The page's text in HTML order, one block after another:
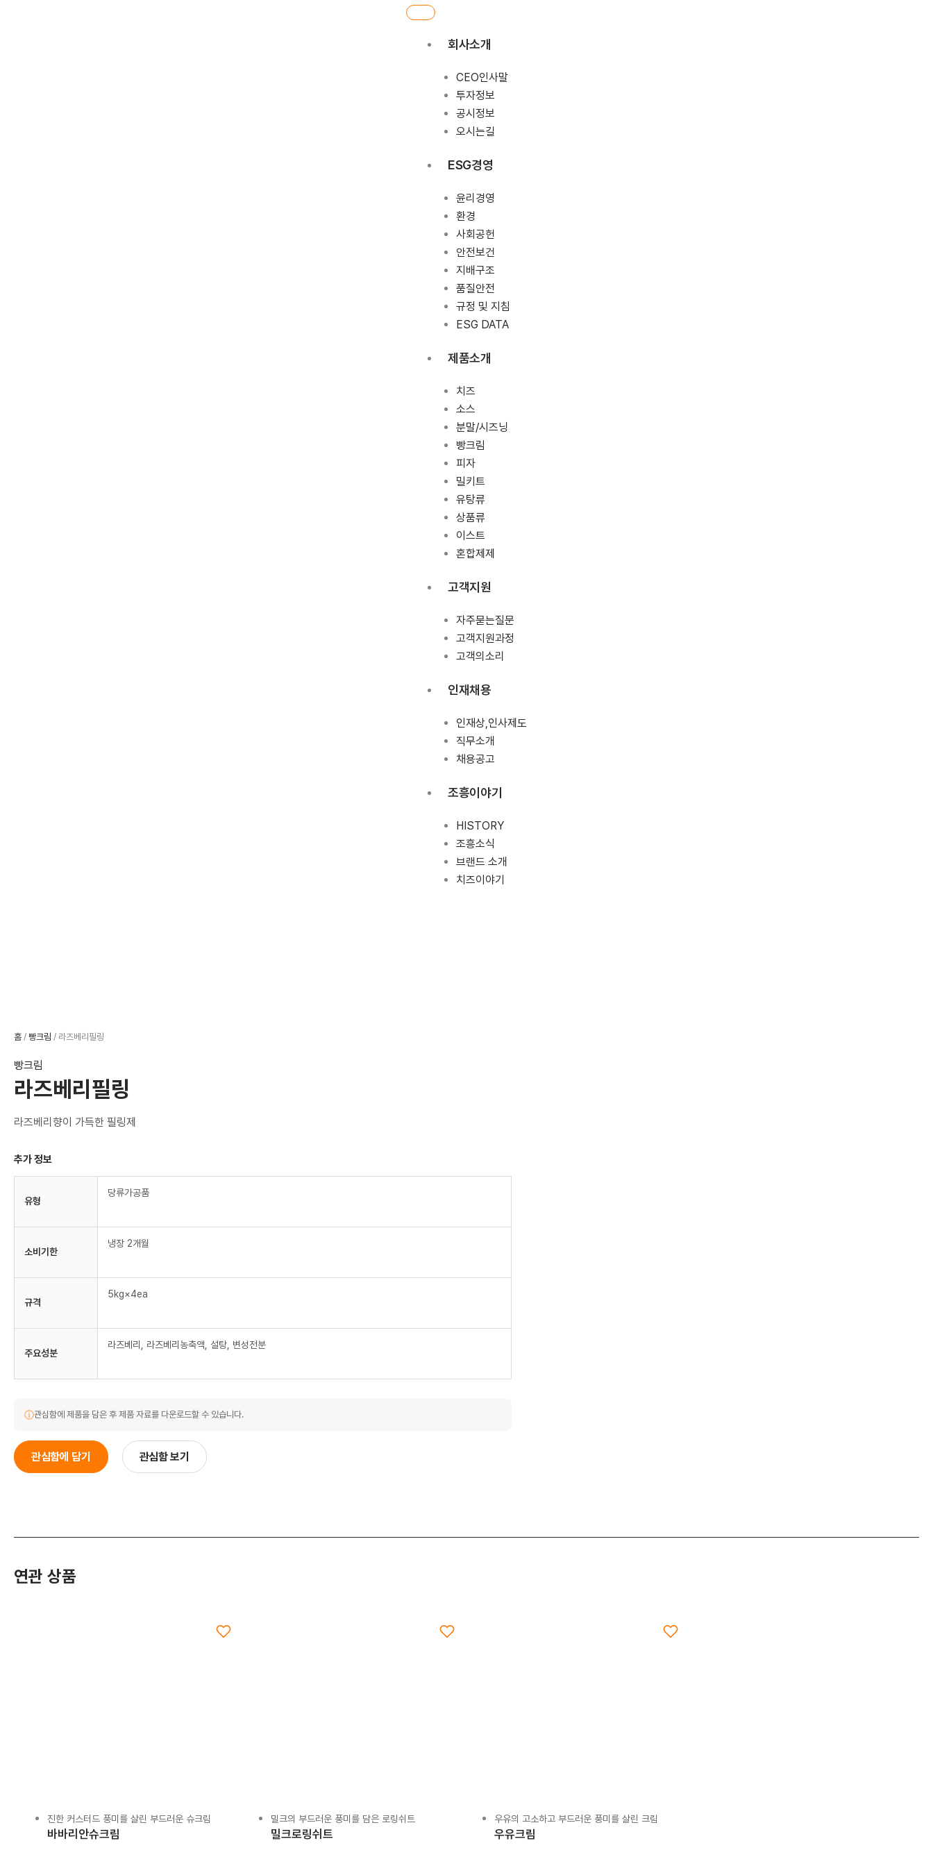
회사소개
CEO인사말
투자정보
공시정보
오시는길
ESG경영
윤리경영
환경
사회공헌
안전보건
지배구조
품질안전
규정 및 지침
ESG DATA
제품소개
치즈
소스
분말/시즈닝
빵크림
피자
밀키트
유탕류
상품류
이스트
혼합제제
고객지원
자주묻는질문
고객지원과정
고객의소리
인재채용
인재상,인사제도
직무소개
채용공고
조흥이야기
HISTORY
조흥소식
브랜드 소개
치즈이야기
홈 / 빵크림 / 라즈베리필링
빵크림
라즈베리필링
라즈베리향이 가득한 필링제
추가 정보
유형
당류가공품
소비기한
냉장 2개월
규격
5kg×4ea
주요성분
라즈베리, 라즈베리농축액, 설탕, 변성전분
ⓘ관심함에 제품을 담은 후 제품 자료를 다운로드할 수 있습니다.
관심함에 담기 관심함 보기
연관 상품
진한 커스터드 풍미를 살린 부드러운 슈크림
바바리안슈크림
밀크의 부드러운 풍미를 담은 로링쉬트
밀크로링쉬트
우유의 고소하고 부드러운 풍미를 살린 크림
우유크림